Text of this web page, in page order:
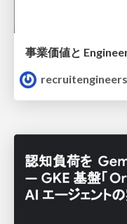
事業価値と
recruitengineers